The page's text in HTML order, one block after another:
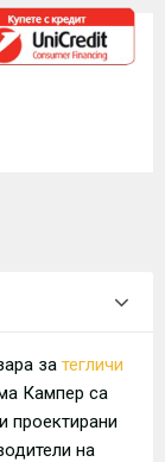
за тегличи
Кампер са
проектирани
на